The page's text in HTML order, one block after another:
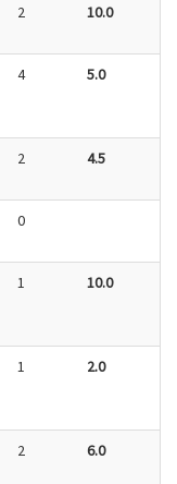
2 10.0
4 5.0
2 4.5
0
1 10.0
1 2.0
2 6.0